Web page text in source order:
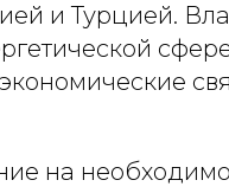
и Турцией.
на